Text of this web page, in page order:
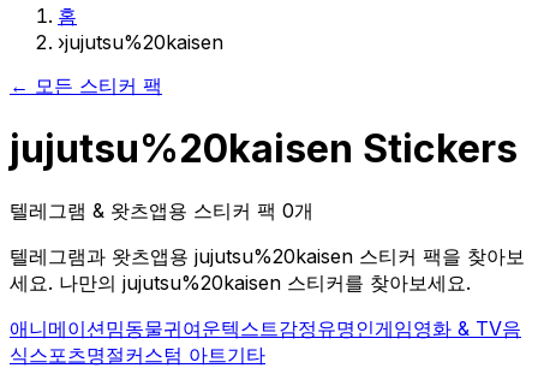
홈
›jujutsu%20kaisen
← 모든 스티커 팩
jujutsu%20kaisen Stickers
텔레그램 & 왓츠앱용 스티커 팩 0개
텔레그램과 왓츠앱용 jujutsu%20kaisen 스티커 팩을 찾아보
세요. 나만의 jujutsu%20kaisen 스티커를 찾아보세요.
애니메이션밈동물귀여운텍스트감정유명인게임영화 & TV음
식스포츠명절커스텀 아트기타